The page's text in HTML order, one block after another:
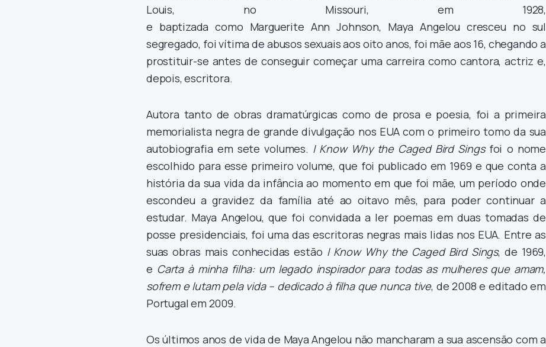
Louis, no Missouri, em 1928,
e baptizada como Marguerite Ann Johnson, Maya Angelou cresceu no sul
segregado, foi vítima de abusos sexuais aos oito anos, foi mãe aos 16, chegando a
prostituir-se antes de conseguir começar uma carreira como cantora, actriz e,
depois, escritora.
Autora tanto de obras dramatúrgicas como de prosa e poesia, foi a primeira
memorialista negra de grande divulgação nos EUA com o primeiro tomo da sua
autobiografia em sete volumes. I Know Why the Caged Bird Sings foi o nome
escolhido para esse primeiro volume, que foi publicado em 1969 e que conta a
história da sua vida da infância ao momento em que foi mãe, um período onde
escondeu a gravidez da família até ao oitavo mês, para poder continuar a
estudar. Maya Angelou, que foi convidada a ler poemas em duas tomadas de
posse presidenciais, foi uma das escritoras negras mais lidas nos EUA. Entre as
suas obras mais conhecidas estão I Know Why the Caged Bird Sings, de 1969,
e Carta à minha filha: um legado inspirador para todas as mulheres que amam,
sofrem e lutam pela vida – dedicado à filha que nunca tive, de 2008 e editado em
Portugal em 2009.
Os últimos anos de vida de Maya Angelou não mancharam a sua ascensão com a